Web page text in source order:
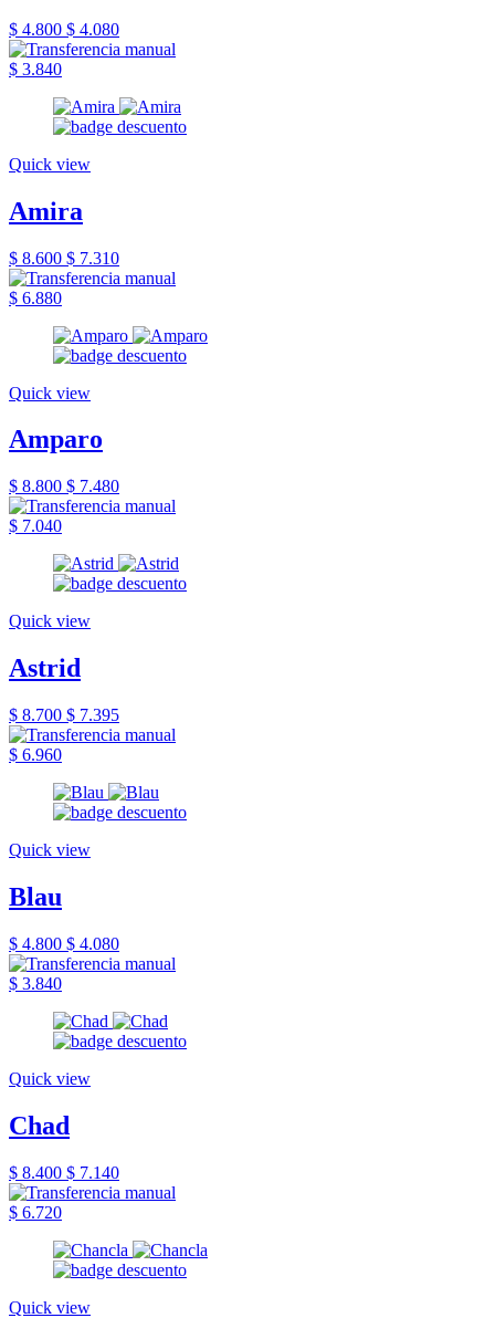
$ 4.800 $ 4.080
$ 3.840
Quick view
Amira
$ 8.600 $ 7.310
$ 6.880
Quick view
Amparo
$ 8.800 $ 7.480
$ 7.040
Quick view
Astrid
$ 8.700 $ 7.395
$ 6.960
Quick view
Blau
$ 4.800 $ 4.080
$ 3.840
Quick view
Chad
$ 8.400 $ 7.140
$ 6.720
Quick view